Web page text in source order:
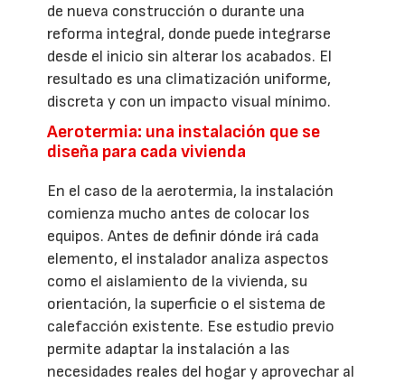
de nueva construcción o durante una
reforma integral, donde puede integrarse
desde el inicio sin alterar los acabados. El
resultado es una climatización uniforme,
discreta y con un impacto visual mínimo.
Aerotermia: una instalación que se
diseña para cada vivienda
En el caso de la aerotermia, la instalación
comienza mucho antes de colocar los
equipos. Antes de definir dónde irá cada
elemento, el instalador analiza aspectos
como el aislamiento de la vivienda, su
orientación, la superficie o el sistema de
calefacción existente. Ese estudio previo
permite adaptar la instalación a las
necesidades reales del hogar y aprovechar al